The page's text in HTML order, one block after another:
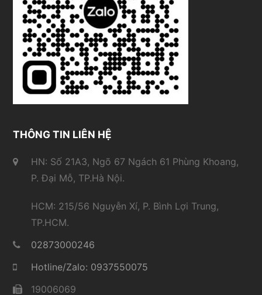
THÔNG TIN LIÊN HỆ
HN: Số 21A3, Ngõ 67 Ngách 61 Phùng Khoang,
P. Đại Mỗ, TP.Hà Nội.
HCM: 215/56 Nguyễn Xí, P. Bình Lợi Trung,
TP.HCM.
02873000246
Hotline/Zalo: 0937550075
19006069